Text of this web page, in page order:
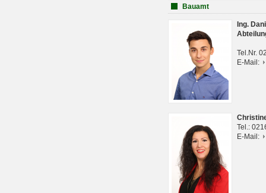
Bauamt
Ing.
Tel.Nr.
E-Mail:
Tel.:
E-Mail: